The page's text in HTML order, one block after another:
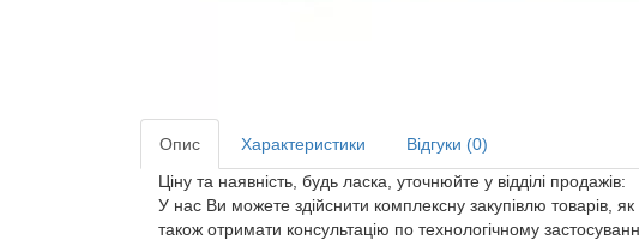
Опис Характеристики
Відгуки (0)
Ціну та наявність, будь ласка, уточнюйте у відділі продажів:
У нас Ви можете здійснити комплексну закупівлю товарів,
також отримати консультацію по технологічному